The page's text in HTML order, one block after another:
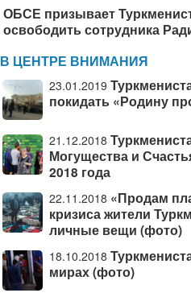
ОБСЕ призывает
освободить сотрудника
В ЦЕНТРЕ ВНИМАНИЯ
23.01.2019
покидать «Родину
21.12.2018
Могущества и
2018 года
22.11.2018 «Продам
кризиса жители
личные вещи (фото)
18.10.2018
мирах (фото)